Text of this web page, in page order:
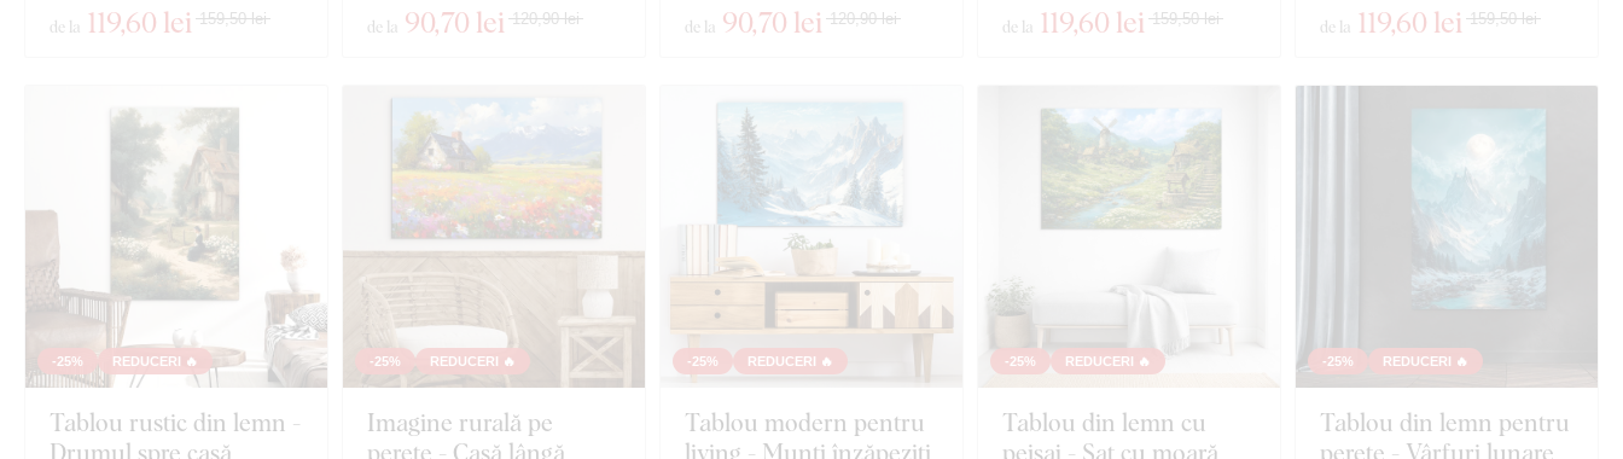
de la 119,60 lei 159,50 lei de la 90,70 lei 120,90 lei de la 90,70 lei 120,90 lei de la 119,60 lei 159,50 lei de la 119,60 lei 159,50 lei
-25% REDUCERI 🔥
Tablou rustic din lemn -
Drumul spre casă
-25% REDUCERI 🔥
Imagine rurală pe
perete - Casă lângă
-25% REDUCERI 🔥
Tablou modern pentru
living - Munți înzăpeziți
-25% REDUCERI 🔥
Tablou din lemn cu
peisaj - Sat cu moară
-25% REDUCERI 🔥
Tablou din lemn pentru
perete - Vârfuri lunare